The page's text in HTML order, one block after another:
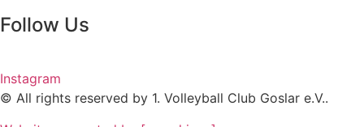
Follow Us
Instagram
© All rights reserved by 1. Volleyball Club Goslar e.V..